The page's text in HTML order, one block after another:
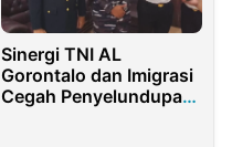
Sinergi TNI AL
Gorontalo dan Imigrasi
Cegah Penyelundupan